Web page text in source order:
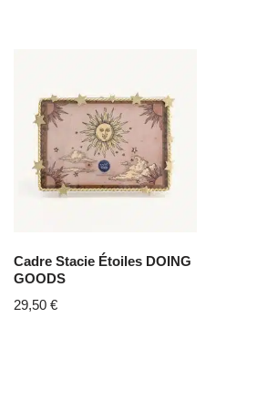
Cadre Stacie Étoiles DOING
GOODS
29,50 €